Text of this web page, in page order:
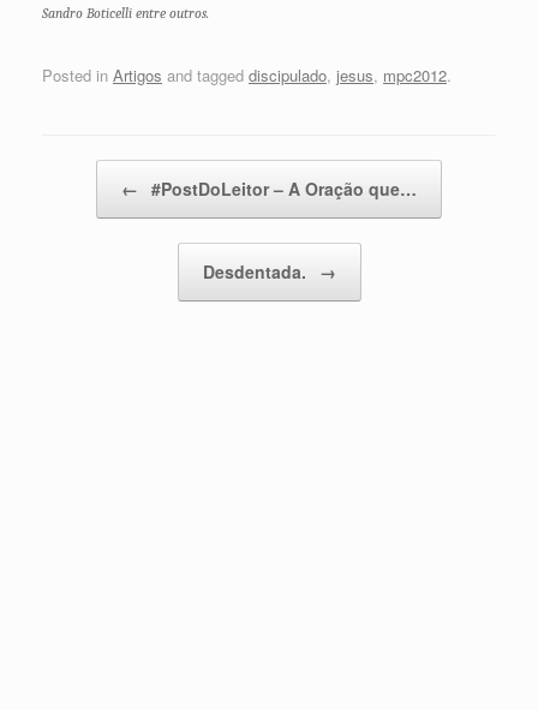
Sandro Boticelli entre outros.
Posted in Artigos and tagged discipulado, jesus, mpc2012.
← #PostDoLeitor – A Oração que…
Desdentada. →